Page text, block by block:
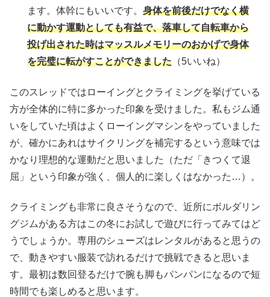
ます。体幹にもいいです。身体を前後だけでなく横
に動かす運動としても有益で、落車して自転車から
投げ出された時はマッスルメモリーのおかげで身体
を完璧に転がすことができました （5いいね）
このスレッドではローイングとクライミングを挙げている
方が全体的に特に多かった印象を受けました。私もジム通
いをしていた頃はよくローイングマシンをやっていました
が、確かにあれはサイクリングを補完するという意味では
かなり理想的な運動だと思いました（ただ「きつくて退
屈」という印象が強く、個人的に楽しくはなかった…）。
クライミングも非常に良さそうなので、近所にボルダリン
グジムがある方はこの冬にお試しで遊びに行ってみてはど
うでしょうか。専用のシューズはレンタルがあると思うの
で、動きやすい服装で訪れるだけで挑戦できると思いま
す。最初は数回登るだけで腕も脚もパンパンになるので短
時間でも楽しめると思います。